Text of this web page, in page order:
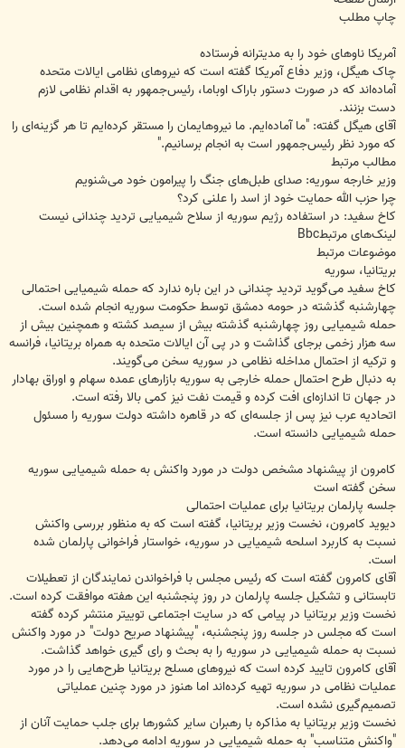
چاپ مطلب
آمریکا ناوهای خود را به مدیترانه فرستاده
چاک هیگل، وزیر دفاع آمریکا گفته است که نیروهای نظامی ایالات متحده
آماده‌اند که در صورت دستور باراک اوباما، رئیس‌جمهور به اقدام نظامی لازم
دست بزنند.
آقای هیگل گفته: "ما آماده‌ایم. ما نیروهایمان را مستقر کرده‌ایم تا هر گزینه‌ای را
که مورد نظر رئیس‌جمهور است به انجام برسانیم."
مطالب مرتبط
وزیر خارجه سوریه: صدای طبل‌های جنگ را پیرامون خود می‌شنویم
چرا حزب الله حمایت خود از اسد را علنى کرد؟
کاخ سفید: در استفاده رژیم سوریه از سلاح شیمیایی تردید چندانی نیست
لینک‌های مرتبطBbc
موضوعات مرتبط
بریتانیا، سوریه
کاخ سفید می‌گوید تردید چندانی در این باره ندارد که حمله شیمیایی احتمالی
چهارشنبه گذشته در حومه دمشق توسط حکومت سوریه انجام شده است.
حمله شیمیایی روز چهارشنبه گذشته بیش از سیصد کشته و همچنین بیش از
سه هزار زخمی برجای گذاشت و در پی آن ایالات متحده به همراه بریتانیا، فرانسه
و ترکیه از احتمال مداخله نظامی در سوریه سخن می‌گویند.
به دنبال طرح احتمال حمله خارجی به سوریه بازارهای عمده سهام و اوراق بهادار
در جهان تا اندازه‌ای افت کرده و قیمت نفت نیز کمی بالا رفته است.
اتحادیه عرب نیز پس از جلسه‌ای که در قاهره داشته دولت سوریه را مسئول
حمله شیمیایی دانسته است.
کامرون از پیشنهاد مشخص دولت در مورد واکنش به حمله شیمیایی سوریه
سخن گفته است
جلسه پارلمان بریتانیا برای عملیات احتمالی
دیوید کامرون، نخست وزیر بریتانیا، گفته است که به منظور بررسی واکنش
نسبت به کاربرد اسلحه شیمیایی در سوریه، خواستار فراخوانی پارلمان شده
است.
آقای کامرون گفته است که رئیس مجلس با فراخواندن نمایندگان از تعطیلات
تابستانی و تشکیل جلسه پارلمان در روز پنجشنبه این هفته موافقت کرده است.
نخست وزیر بریتانیا در پیامی که در سایت اجتماعی توییتر منتشر کرده گفته
است که مجلس در جلسه روز پنجشنبه، "پیشنهاد صریح دولت" در مورد واکنش
نسبت به حمله شیمیایی در سوریه را به بحث و رای گیری خواهد گذاشت.
آقای کامرون تایید کرده است که نیروهای مسلح بریتانیا طرح‌هایی را در مورد
عملیات نظامی در سوریه تهیه کرده‌اند اما هنوز در مورد چنین عملیاتی
تصمیم‌گیری نشده است.
نخست وزیر بریتانیا به مذاکره با رهبران سایر کشورها برای جلب حمایت آنان از
"واکنش متناسب" به حمله شیمیایی در سوریه ادامه می‌دهد.